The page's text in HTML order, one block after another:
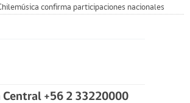
confirma participaciones nacionales
+56 2 33220000